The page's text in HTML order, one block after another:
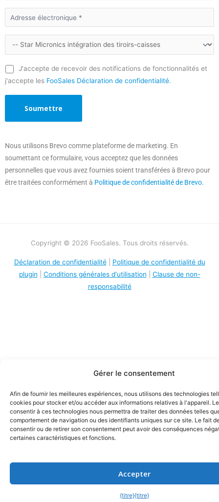
Gérer le consentement
Afin de fournir les meilleures expériences, nous utilisons des technologies
cookies pour stocker et/ou accéder aux informations relatives à l'appareil.
consentir à ces technologies nous permettra de traiter des données telles
comportement de navigation ou des identifiants uniques sur ce site. Le fait
consentir ou de retirer son consentement peut avoir des conséquences
certaines caractéristiques et fonctions.
Accepter
{titre}{titre}
J'accepte de recevoir des notifications de fonctionnalités et
j'accepte les FooSales Déclaration de confidentialité.
Nous utilisons Brevo comme plateforme de marketing. En
soumettant ce formulaire, vous acceptez que les données
personnelles que vous avez fournies soient transférées à Brevo pour
être traitées conformément à Politique de confidentialité de Brevo.
Copyright © 2026 FooSales. Tous droits réservés.
Déclaration de confidentialité| Politique de confidentialité du
plugin
Conditions générales d'utilisation
Clause de non-
responsabilité